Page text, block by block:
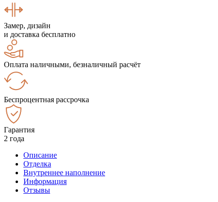
Замер, дизайн
и доставка бесплатно
Оплата наличными, безналичный расчёт
Беспроцентная рассрочка
Гарантия
2 года
Описание
Отделка
Внутреннее наполнение
Информация
Отзывы